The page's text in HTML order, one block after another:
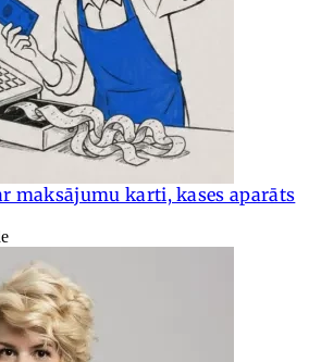
maksājumu karti, kases aparāts